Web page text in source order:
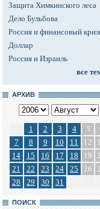
Защита Химкинского леса
Дело Бульбова
Россия и финансовый
Доллар
Россия и Израиль
все
АРХИВ
1 2 3 4 5
7
8 9 10 11 12
14
15 16 17 18 19
21
22 23 24 25 26
28
29 30 31
ПОИСК